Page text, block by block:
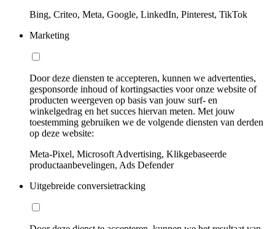
Bing, Criteo, Meta, Google, LinkedIn, Pinterest, TikTok
Marketing
Door deze diensten te accepteren, kunnen we advertenties,
gesponsorde inhoud of kortingsacties voor onze website of
producten weergeven op basis van jouw surf- en
winkelgedrag en het succes hiervan meten. Met jouw
toestemming gebruiken we de volgende diensten van derden
op deze website:
Meta-Pixel, Microsoft Advertising, Klikgebaseerde
productaanbevelingen, Ads Defender
Uitgebreide conversietracking